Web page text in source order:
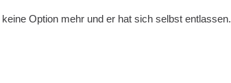
Option mehr und er hat sich selbst entlassen.